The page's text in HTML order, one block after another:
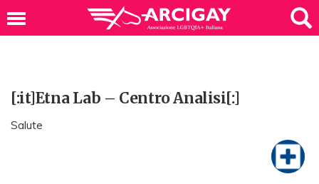
[:it]Etna Lab – Centro Analisi[:]
Salute